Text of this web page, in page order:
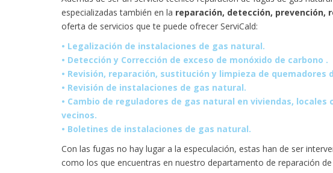
especializadas también en la reparación, detección, prevención,
oferta de servicios que te puede ofrecer ServiCald:
• Legalización de instalaciones de gas natural.
• Detección y Corrección de exceso de monóxido de carbono .
• Revisión, reparación, sustitución y limpieza de quemadores
• Revisión de instalaciones de gas natural.
• Cambio de reguladores de gas natural en viviendas,
vecinos.
• Boletines de instalaciones de gas natural.
Con las fugas no hay lugar a la especulación, estas han de ser
como los que encuentras en nuestro departamento de reparación